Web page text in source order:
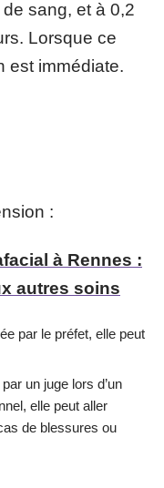
sang, et à 0,2
Lorsque ce
est immédiate.
:
à Rennes :
autres soins
par le préfet, elle peut
un juge lors d’un
elle peut aller
de blessures ou